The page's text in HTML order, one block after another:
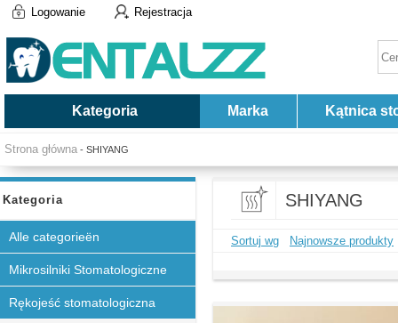
Logowanie Rejestracja
Kategoria Marka Kątnica
Strona główna - SHIYANG
Kategoria
Alle categorieën
Mikrosilniki Stomatologiczne
Rękojeść stomatologiczna
SHIYANG
Sortuj wg Najnowsze produkty